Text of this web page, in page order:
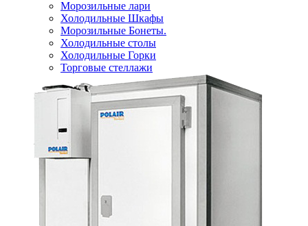
Морозильные лари
Холодильные Шкафы
Морозильные Бонеты.
Холодильные столы
Холодильные Горки
Торговые стеллажи